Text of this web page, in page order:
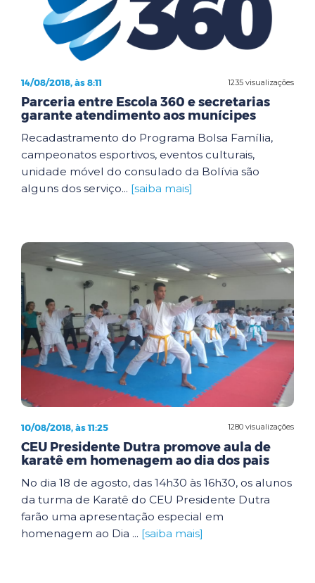
1235 visualizações
14/08/2018, às 8:11
Parceria entre Escola 360 e secretarias
garante atendimento aos munícipes
Recadastramento do Programa Bolsa Família,
campeonatos esportivos, eventos culturais,
unidade móvel do consulado da Bolívia são
alguns dos serviço... [saiba mais]
1280 visualizações
10/08/2018, às 11:25
CEU Presidente Dutra promove aula de
karatê em homenagem ao dia dos pais
No dia 18 de agosto, das 14h30 às 16h30, os alunos
da turma de Karatê do CEU Presidente Dutra
farão uma apresentação especial em
homenagem ao Dia ... [saiba mais]